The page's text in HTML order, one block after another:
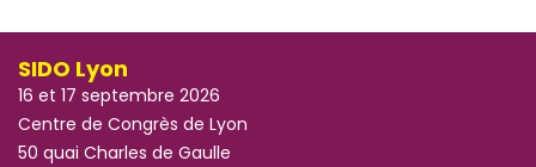
SIDO Lyon
16 et 17 septembre 2026
Centre de Congrès de Lyon
50 quai Charles de Gaulle